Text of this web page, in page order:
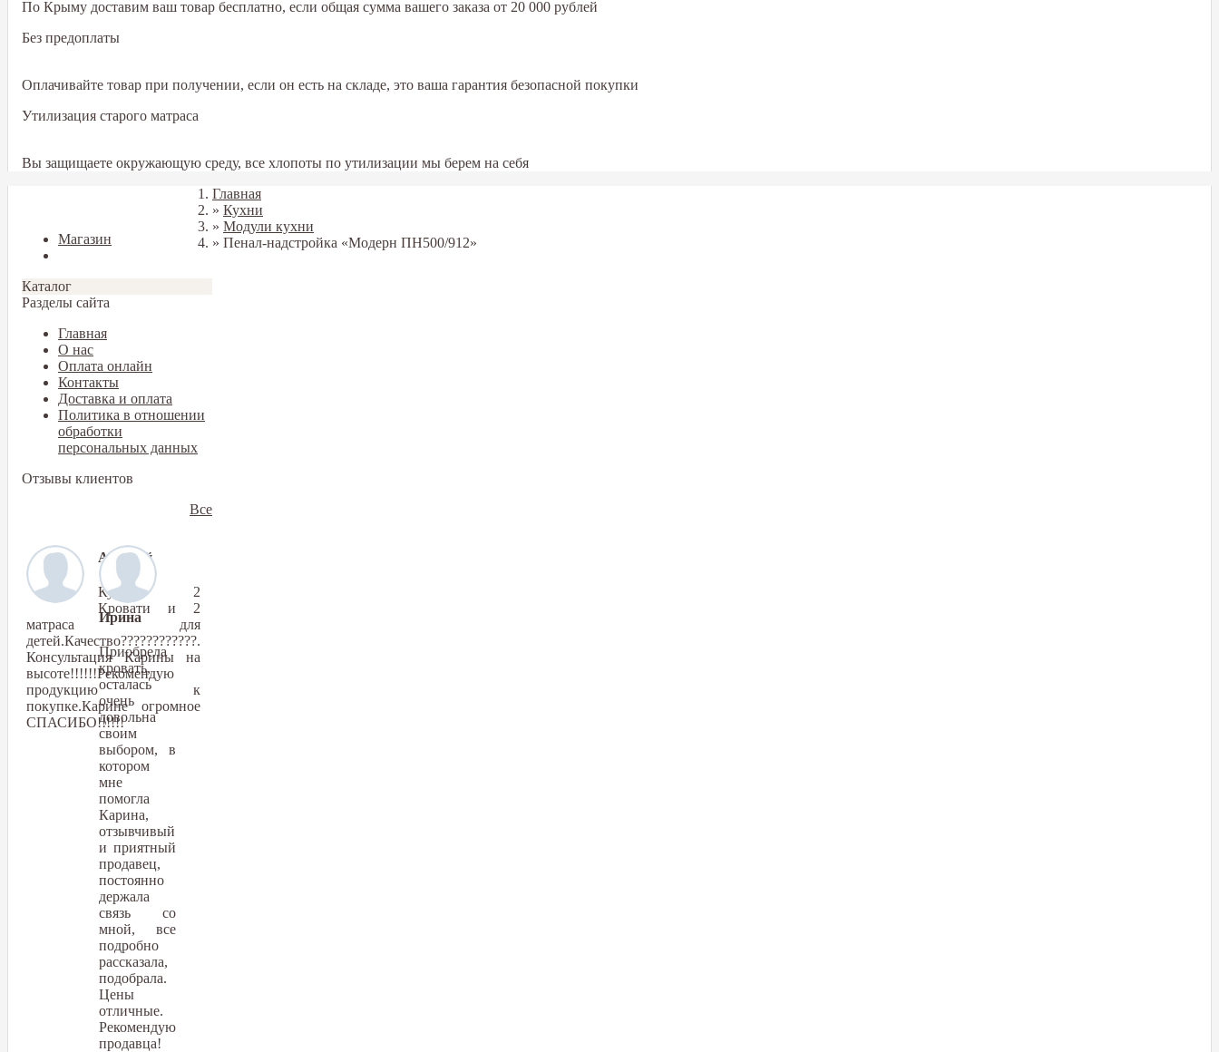
По Крыму доставим ваш товар бесплатно, если общая сумма вашего заказа от 20 000 рублей
Без предоплаты
Оплачивайте товар при получении, если он есть на складе, это ваша гарантия безопасной покупки
Утилизация старого матраса
Вы защищаете окружающую среду, все хлопоты по утилизации мы берем на себя
Магазин
Каталог
Разделы сайта
Главная
О нас
Оплата онлайн
Контакты
Доставка и оплата
Политика в отношении
обработки
персональных данных
Отзывы клиентов
Алексей
Купили 2
Кровати и 2
матраса для
детей.Качество????????????.
Консультация Карины на
высоте!!!!!!Рекомендую
продукцию к
покупке.Карине огромное
СПАСИБО!!!!!!
Ирина
Приобрела
кровать,
осталась
очень
довольна
своим
выбором, в
котором
мне
помогла
Карина,
отзывчивый
и приятный
продавец,
постоянно
держала
связь со
мной, все
подробно
рассказала,
подобрала.
Цены
отличные.
Рекомендую
продавца!
Все
Главная
» Кухни
» Модули кухни
» Пенал-надстройка «Модерн ПН500/912»